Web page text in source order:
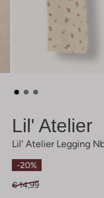
Lil' Atelier
Lil' Atelier Legging
-20%
€ 14,99